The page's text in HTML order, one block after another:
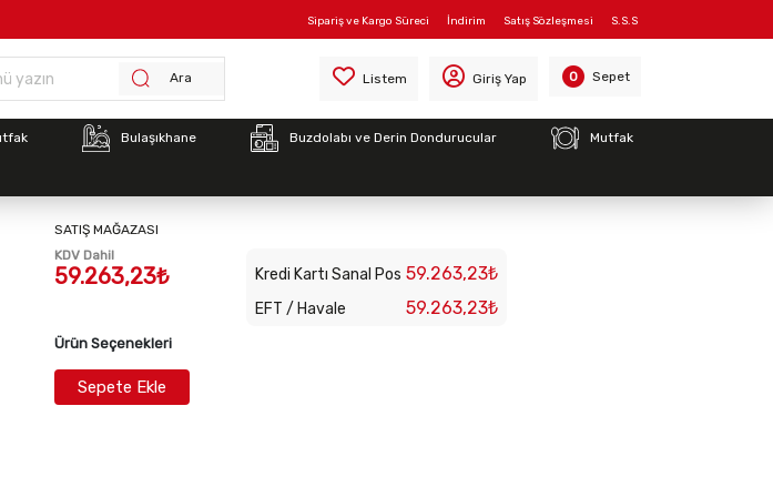
S.S.S
Satış Sözleşmesi
İndirim
Sipariş ve Kargo Süreci
Ara Listem Giriş Yap 0 Sepet
Bulaşıkhane Buzdolabı ve Derin Dondurucular Mutfak
Stok Kodu:INT-SG0047
INT-SG0047 İnoksan-Pizza Fırını Tek Katlı 6
SATIŞ MAĞAZASI
KDV Dahil
59.263,23₺ Kredi Kartı Sanal Pos 59.263,23₺
EFT / Havale 59.263,23₺
Ürün Seçenekleri
Sepete Ekle